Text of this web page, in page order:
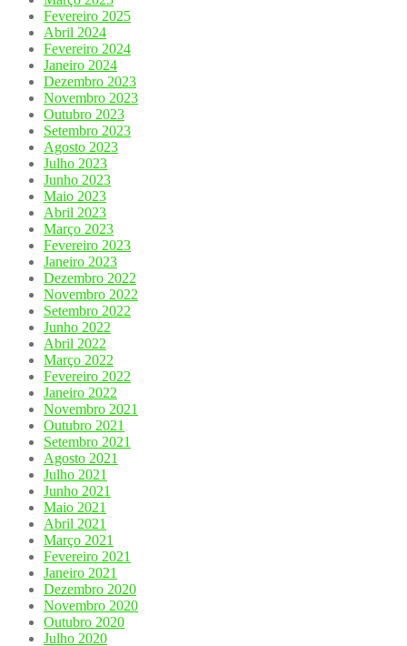
Fevereiro 2025
Abril 2024
Fevereiro 2024
Janeiro 2024
Dezembro 2023
Novembro 2023
Outubro 2023
Setembro 2023
Agosto 2023
Julho 2023
Junho 2023
Maio 2023
Abril 2023
Março 2023
Fevereiro 2023
Janeiro 2023
Dezembro 2022
Novembro 2022
Setembro 2022
Junho 2022
Abril 2022
Março 2022
Fevereiro 2022
Janeiro 2022
Novembro 2021
Outubro 2021
Setembro 2021
Agosto 2021
Julho 2021
Junho 2021
Maio 2021
Abril 2021
Março 2021
Fevereiro 2021
Janeiro 2021
Dezembro 2020
Novembro 2020
Outubro 2020
Julho 2020